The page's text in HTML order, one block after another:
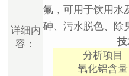
详细内
容：
氟，可用于饮用水
砷、污水脱色、除
分析项目
氧化铝含量